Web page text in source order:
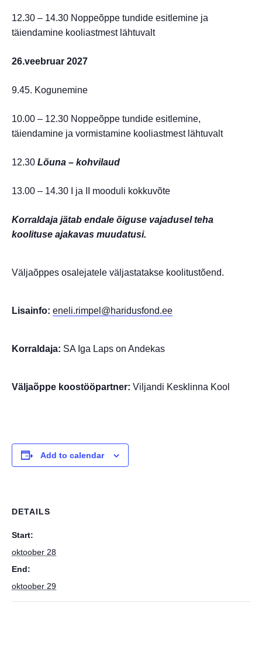
12.30 – 14.30 Noppeõppe tundide esitlemine ja
täiendamine kooliastmest lähtuvalt
26.veebruar 2027
9.45. Kogunemine
10.00 – 12.30 Noppeõppe tundide esitlemine,
täiendamine ja vormistamine kooliastmest lähtuvalt
12.30 Lõuna – kohvilaud
13.00 – 14.30 I ja II mooduli kokkuvõte
Korraldaja jätab endale õiguse vajadusel teha
koolituse ajakavas muudatusi.
Väljaõppes osalejatele väljastatakse koolitustõend.
Lisainfo: eneli.rimpel@haridusfond.ee
Korraldaja: SA Iga Laps on Andekas
Väljaõppe koostööpartner: Viljandi Kesklinna Kool
Add to calendar
DETAILS
Start:
oktoober 28
End:
oktoober 29